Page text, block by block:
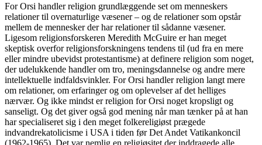
For Orsi handler religion grundlæggende set om menneskers
relationer til overnaturlige væsener – og de relationer som opstår
mellem de mennesker der har relationer til sådanne væsener.
Ligesom religionsforskeren Meredith McGuire er han meget
skeptisk overfor religionsforskningens tendens til (ud fra en mere
eller mindre ubevidst protestantisme) at definere religion som noget,
der udelukkende handler om tro, meningsdannelse og andre mere
intellektuelle indfaldsvinkler. For Orsi handler religion langt mere
om relationer, om erfaringer og om oplevelser af det helliges
nærvær. Og ikke mindst er religion for Orsi noget kropsligt og
sanseligt. Og det giver også god mening når man tænker på at han
har specialiseret sig i den meget folkereligiøst prægede
indvandrekatolicisme i USA i tiden før Det Andet Vatikankoncil
(1962-1965). Det var nemlig en religiøsitet der inddragede alle